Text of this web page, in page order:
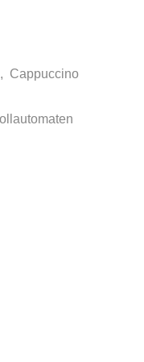
Cappuccino